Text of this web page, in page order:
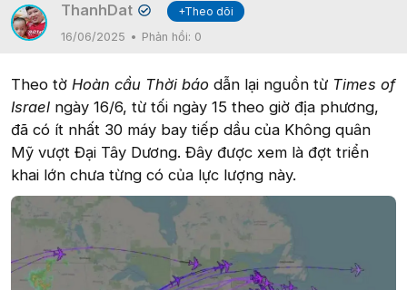
ThanhDat ✔
+Theo dõi
16/06/2025
Phản hồi: 0
Theo tờ Hoàn cầu Thời báo dẫn lại nguồn từ Times of
Israel ngày 16/6, từ tối ngày 15 theo giờ địa phương,
đã có ít nhất 30 máy bay tiếp dầu của Không quân
Mỹ vượt Đại Tây Dương. Đây được xem là đợt triển
khai lớn chưa từng có của lực lượng này.